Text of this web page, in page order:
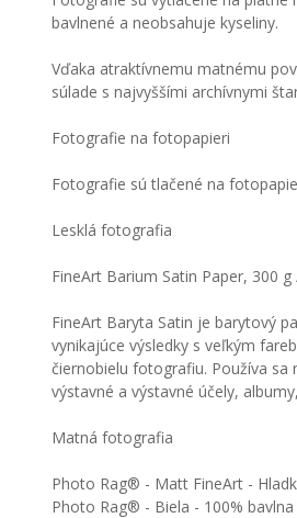
bavlnené a neobsahuje kyseliny.
Vďaka atraktívnemu matnému
súlade s najvyššími archívnymi
Fotografie na fotopapieri
Fotografie sú tlačené na
Lesklá fotografia
FineArt Barium Satin Paper, 300
FineArt Baryta Satin je barytový
vynikajúce výsledky s veľkým
čiernobielu fotografiu. Používa sa
výstavné a výstavné účely,
Matná fotografia
Photo Rag® - Matt FineArt -
Photo Rag® - Biela - 100%